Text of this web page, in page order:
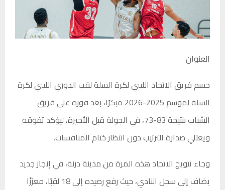
العنوان
حسم فريق الاتحاد الليبي لكرة السلة لقب الدوري الليبي لكرة
السلة لموسم 2025-2026 مبكرًا، بعد فوزه على فريق
الشباب بنتيجة 83-73، في الجولة قبل الأخيرة، ليؤكد تفوقه
ويعتلي صدارة الترتيب دون انتظار ختام المنافسات.
وجاء تتويج الاتحاد هذه المرة من مدينة درنة، في إنجاز جديد
يضاف إلى سجل النادي، حيث رفع رصيده إلى 18 لقبًا، معززًا